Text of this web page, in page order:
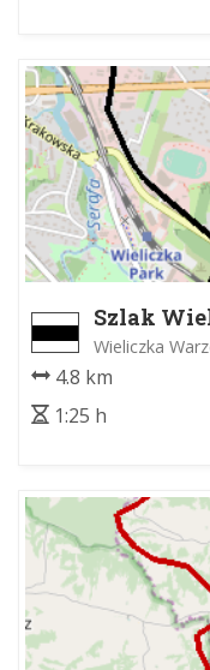
Szlak
Wieliczka
4.8 km
1:25 h